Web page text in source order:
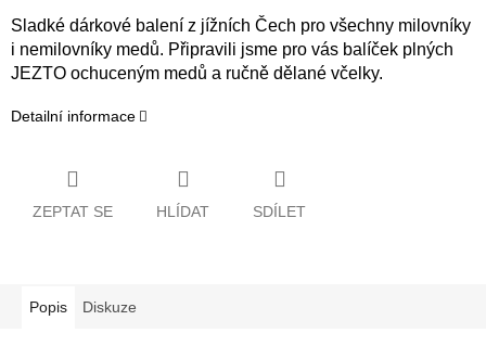
Sladké dárkové balení z jížních Čech pro všechny milovníky
i nemilovníky medů. Připravili jsme pro vás balíček plných
JEZTO ochuceným medů a ručně dělané včelky.
Detailní informace
ZEPTAT SE HLÍDAT SDÍLET
Popis Diskuze